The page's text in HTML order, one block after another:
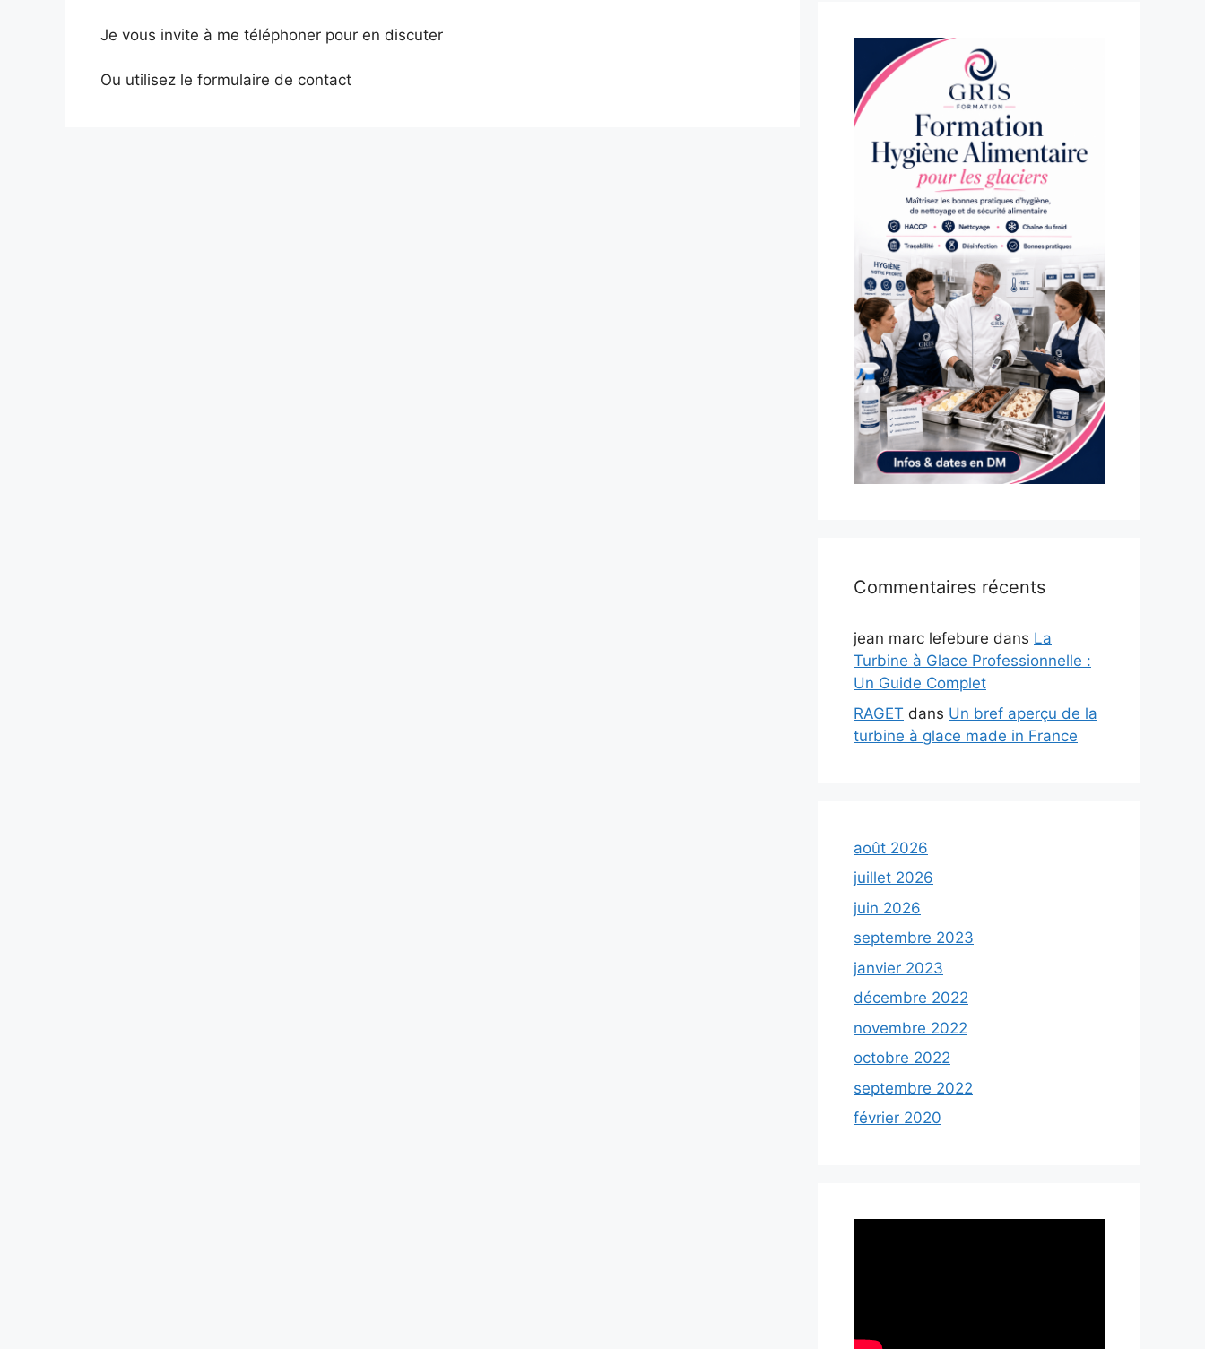
Je vous invite à me téléphoner pour en discuter
Ou utilisez le formulaire de contact
Commentaires récents
jean marc lefebure dans La
Turbine à Glace Professionnelle :
Un Guide Complet
RAGET dans Un bref aperçu de la
turbine à glace made in France
août 2026
juillet 2026
juin 2026
septembre 2023
janvier 2023
décembre 2022
novembre 2022
octobre 2022
septembre 2022
février 2020